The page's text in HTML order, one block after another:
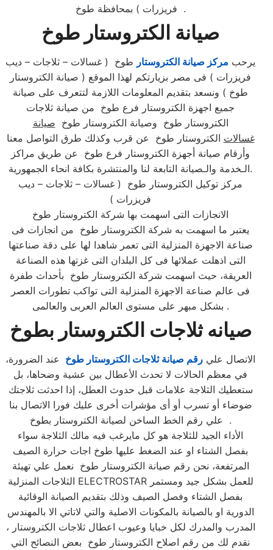
فريزرات ) بمحافظة طوخ .
صيانة الكتروستار طوخ
يرحب مركز صيانة الكتروستار طوخ ( غسالات – ثلاجات – ديب
فريزرات ) فى مصر بزيارتكم لهذا الموقع ( صيانة الكتروستار
طوخ ) ونسعد بتقديم المعلومات اللازمة لتتعرف على صيانة
جميع اجهزة الكتروستار فرع طوخ من صيانة ثلاجات
الكتروستار طوخ وصيانة الكتروستار طوخ صيانة
غسالات الكتروستار طوخ عن قرب وكذلك طرق التواصل معنا
وأرقام صيانة أجهزة الكتروستار فرع طوخ عن طريق مراكز
الـخدمة والـصيانة التابعة لنا والمنتشرة بكافة انحاء الجمهورية.​
مركز توكيل الكتروستار طوخ ( غسالات – ثلاجات – ديب
فريزرات )
الانجازات التى اسهمت بها شركة الكتروستار طوخ
يعتبر ما اسهمت به شركة الكتروستار طوخ من انجازات فى
صناعة الاجهزة المنزلية التى تعمر شاهدا لها على دقة صناعتها
التى اذهلت عملائها فى كل البلدان التى غزتها هذه الصناعة
العريقة، حيث اسهمت شركة الكتروستار طوخ بأحداث طفرة
فى عالم صناعة الاجهزة المنزلية التى تواكب تطورات العصر
بشكل مبهر على مستوى العالم العربى والعالمى .
صيانه ثلاجات الكتروستار بطوخ
الاتصال علي رقم صيانة ثلاجات الكتروستار طوخ عند الضرورة،
في معظم الحالات لا تحدث الأعطال بين عشية وضحاها، بل
ستعطيك الثلاجة علامات قبل حدوث العطل، إذا احدثت ثلاجتك
ضوضاء أو تسرب أو أى مؤشرات أخرى عليك فورا الاتصال بنا
علي رقم الخط الساخن لصيانة الكتروستار بطوخ .
الأداء الجيد للثلاجة هو كل مايرغب فيه مالك الثلاجة سواء
بفصل الشتاء او عند الضغط عليها طوخ اجات حرارة الصيف
المرتفعة، نحن رقم صيانة الكتروستار طوخ نعمل علي تهيئة
الثلاجات المنزلية ELECTROSTAR للعمل بشكل جيد ومستمر
بفصل الشتاء وفصل الصيف وذلك بتقديم الصيانة الوقائية
الدورية او بالصيانة بالمكونات الاصلية والتي لاتاتي الا بالمهندس
المدرب والمدرك لكل خبايا وعيوب اعطال ثلاجات الكتروستار ،
نقدم لك من رقم اصلاح الكتروستار طوخ بعض النصائح التي